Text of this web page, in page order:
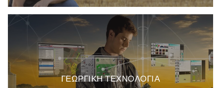
ΓΕΩΡΓΙΚΗ ΤΕΧΝΟΛΟΓΙΑ